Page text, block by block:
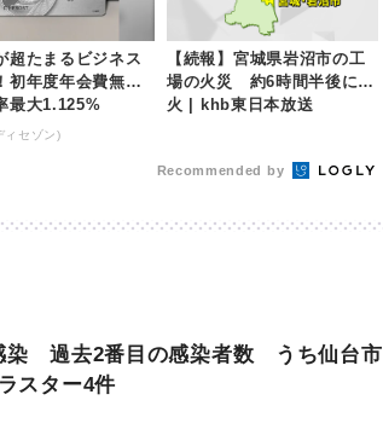
超たまるビジネス
初年度年会費無料
最大1.125%
ィセゾン)
【続報】宮城県岩沼市の工
場の火災 約6時間半後に鎮
火 | khb東日本放送
Recommended by
染 過去2番目の感染者数 うち仙台市
スター4件